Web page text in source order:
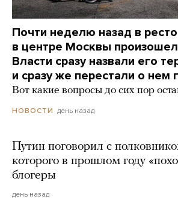
Почти неделю назад в
в центре Москвы
Власти сразу назвали его
и сразу же перестали о нем
Вот какие вопросы до сих пор
НОВОСТИ день назад
Путин поговорил с
которого в прошлом году
блогеры
день назад